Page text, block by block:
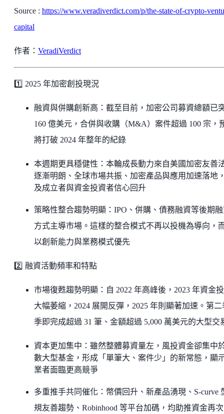
Source : https://www.veradiverdict.com/p/the-state-of-crypto-
capital
作者： VeradiVerdict
1️⃣ 2025 年加密創投現況
融資與併購創新高：截至目前，加密公司募資總額已
160 億美元，合併與收購（M&A）案件超過 100 宗，
將打破 2024 年整年的紀錄
本週期更具穩健性：本輪成長動力來自美國加密友善
逐漸明朗、全球市場共振、加密產品與應用加速落地
及成立者與資金投資者信心回升
策略性整合趨勢明顯：IPO、併購、債務融資等後期
方式主導市場。這樣的整合模式不再以投機為導向，
以創新能力與業務模式優先
2️⃣ 融資活動頻率和特點
市場復甦趨勢明顯：自 2022 年高峰後，2023 年資金
大幅萎縮，2024 展開反彈，2025 年則顯著加速。第二
季即完成超過 31 筆、金額超過 5,000 萬美元的大型交
資本更加集中：雖然整體募資量左，風投資金卻集中
數大型基金，形成「單筆大、案件少」的新常態，顯
業者面臨更高競爭
多重推手共同催化：幣價回升、新產品湧現、S‑curve
規友善趨勢、Robinhood 等平台加碼，均助推資金再